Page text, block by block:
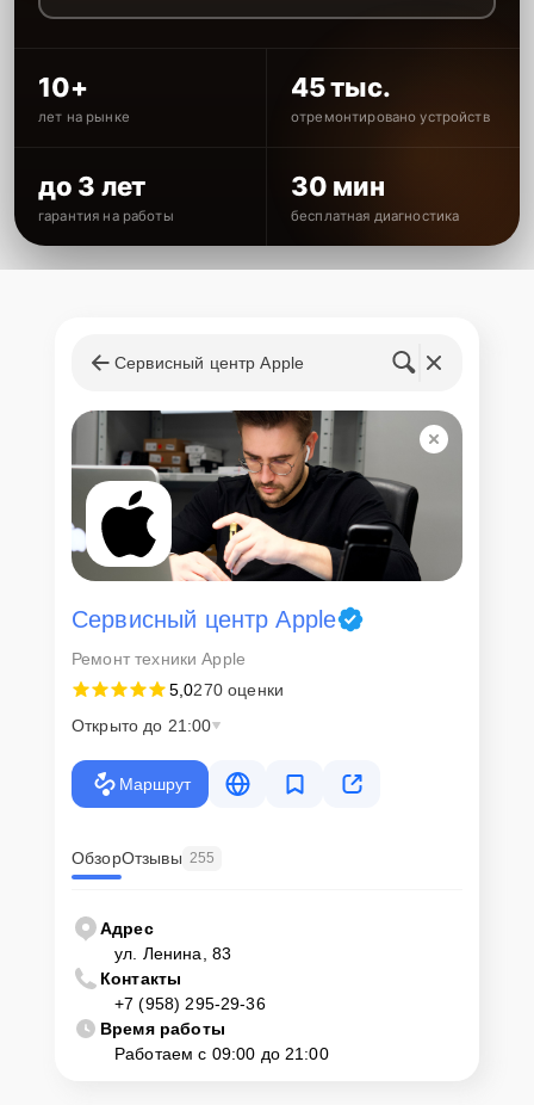
10+
лет на рынке
45 тыс.
отремонтировано устройств
до 3 лет
гарантия на работы
30 мин
бесплатная диагностика
Сервисный центр Apple
Сервисный центр Apple
Ремонт техники Apple
5,0270 оценки
Открыто до 21:00
Маршрут
ОбзорОтзывы 255
Адрес
ул. Ленина, 83
Контакты
+7 (958) 295-29-36
Время работы
Работаем с 09:00 до 21:00